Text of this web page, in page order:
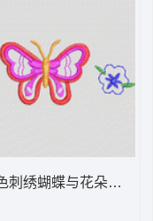
标贴布